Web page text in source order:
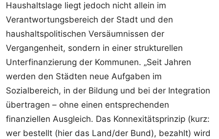
Haushaltslage liegt jedoch nicht allein im
Verantwortungsbereich der Stadt und den
haushaltspolitischen Versäumnissen der
Vergangenheit, sondern in einer strukturellen
Unterfinanzierung der Kommunen. „Seit Jahren
werden den Städten neue Aufgaben im
Sozialbereich, in der Bildung und bei der Integration
übertragen – ohne einen entsprechenden
finanziellen Ausgleich. Das Konnexitätsprinzip (kurz:
wer bestellt (hier das Land/der Bund), bezahlt) wird